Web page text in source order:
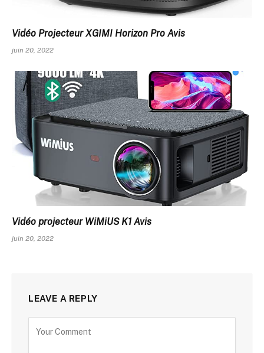
Vidéo Projecteur XGIMI Horizon Pro Avis
juin 20, 2022
Vidéo projecteur WiMiUS K1 Avis
juin 20, 2022
LEAVE A REPLY